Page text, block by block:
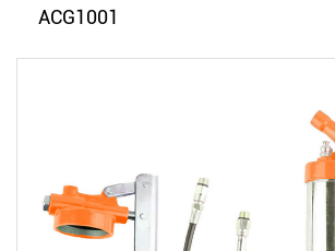
ACG1001